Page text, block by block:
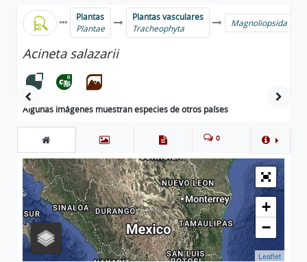
Plantas
Plantae
Plantas vasculares
Tracheophyta
Magnoliopsida
Acineta salazarii
Algunas imágenes muestran especies de otros países
0
+
−
Leaflet